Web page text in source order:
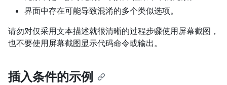
界面中存在可能导致混淆的多个类似选项。
请勿对仅采用文本描述就很清晰的过程步骤使用屏幕截图，
也不要使用屏幕截图显示代码命令或输出。
插入条件的示例